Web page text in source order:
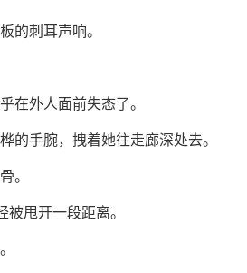
的刺耳声响。
在外人面前失态了。
的手腕，拽着她往走廊深处去。
。
甩开一段距离。